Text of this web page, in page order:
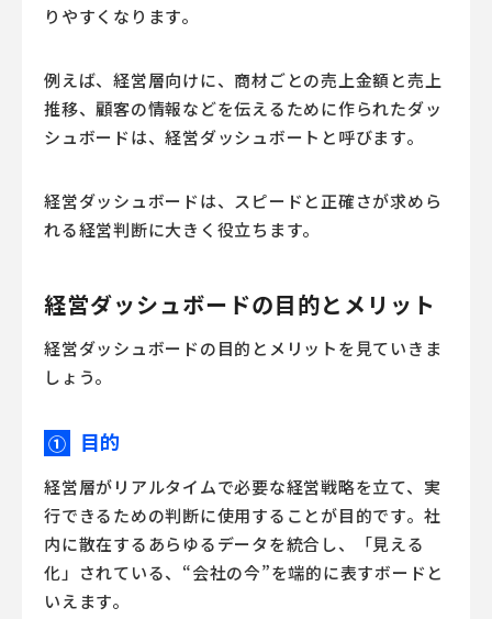
りやすくなります。
例えば、経営層向けに、商材ごとの売上金額と売上
推移、顧客の情報などを伝えるために作られたダッ
シュボードは、経営ダッシュボートと呼びます。
経営ダッシュボードは、スピードと正確さが求めら
れる経営判断に大きく役立ちます。
経営ダッシュボードの目的とメリット
経営ダッシュボードの目的とメリットを見ていきま
しょう。
① 目的
経営層がリアルタイムで必要な経営戦略を立て、実
行できるための判断に使用することが目的です。社
内に散在するあらゆるデータを統合し、「見える
化」されている、“会社の今”を端的に表すボードと
いえます。